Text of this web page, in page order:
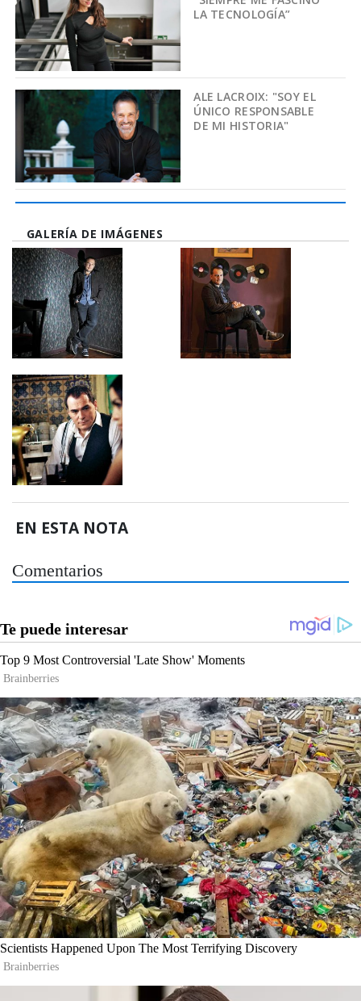
LA TECNOLOGÍA”
ALE LACROIX: "SOY EL
ÚNICO RESPONSABLE
DE MI HISTORIA"
GALERÍA DE IMÁGENES
EN ESTA NOTA
Comentarios